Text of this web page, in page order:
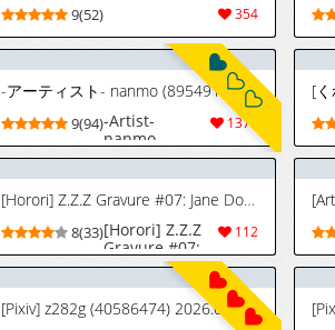
354
9(52)
-アーティスト- nanmo (89549104)
1371
9(94)-Artist-
nanmo
(89549104)
[Horori] Z.Z.Z Gravure #07: Jane Doe (Zenless Zone Zero) [Uncensored]
112
8(33)[Horori] Z.Z.Z
Gravure #07:
Jane Doe
(Zenless Zone
Zero)
[Uncensored]
[Pixiv] z282g (40586474) 2026.08.01